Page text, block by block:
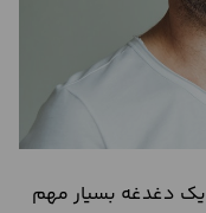
دغدغه بسیار مهم